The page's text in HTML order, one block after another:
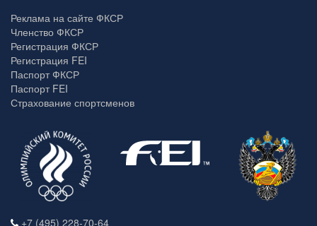
Реклама на сайте ФКСР
Членство ФКСР
Регистрация ФКСР
Регистрация FEI
Паспорт ФКСР
Паспорт FEI
Страхование спортсменов
+7 (495) 228-70-64